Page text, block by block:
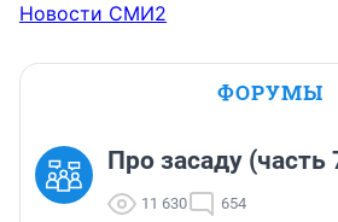
Новости СМИ2
ФОРУМЫ
Про засаду (часть
11 630 654